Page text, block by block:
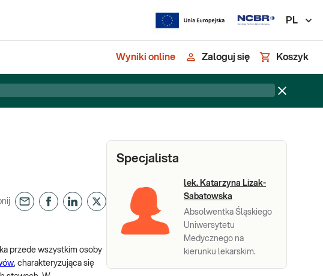
PL
Wyniki online Zaloguj się Koszyk
przede wszystkim osoby
, charakteryzująca się
Specjalista
lek. Katarzyna Lizak-
Sabatowska
Absolwentka Śląskiego
Uniwersytetu
Medycznego na
kierunku lekarskim.